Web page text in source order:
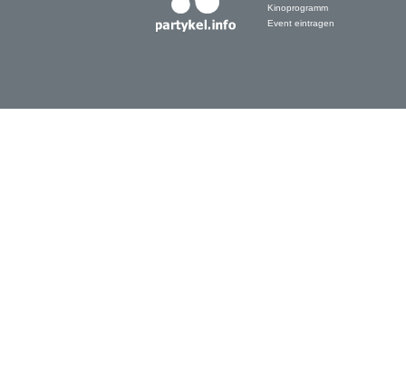
Kinoprogramm
Event eintragen